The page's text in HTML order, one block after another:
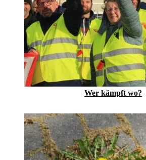
Wer kämpft wo?